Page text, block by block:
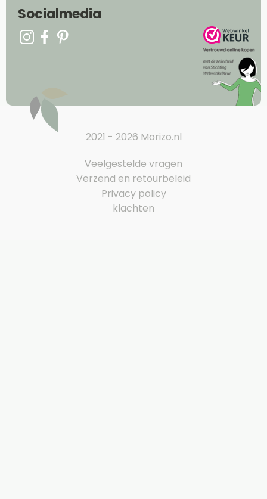
Socialmedia
2021 - 2026 Morizo.nl
Veelgestelde vragen
Verzend en retourbeleid
Privacy policy
klachten